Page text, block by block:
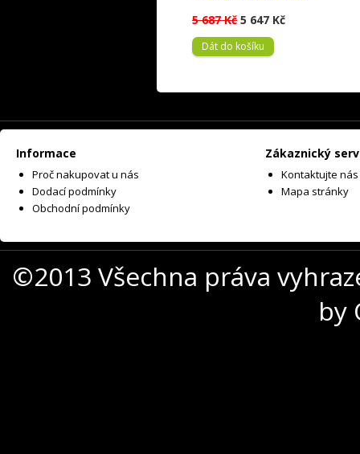
5 687 Kč 5 647 Kč
Dát do košíku
Informace
Proč nakupovat u nás
Dodací podmínky
Obchodní podmínky
Zákaznický
Kontaktujte nás
Mapa stránky
©2013 Všechna práva
by